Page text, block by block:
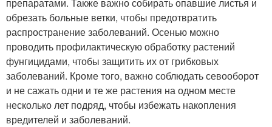
обрезать больные ветки, чтобы предотвратить
распространение заболеваний. Осенью можно
проводить профилактическую обработку растений
фунгицидами, чтобы защитить их от грибковых
заболеваний. Кроме того, важно соблюдать севооборот
и не сажать одни и те же растения на одном месте
несколько лет подряд, чтобы избежать накопления
вредителей и заболеваний.